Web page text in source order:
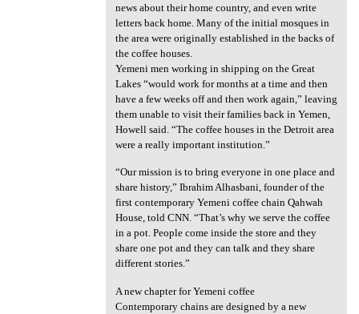
news about their home country, and even write
letters back home. Many of the initial mosques in
the area were originally established in the backs of
the coffee houses.
Yemeni men working in shipping on the Great
Lakes “would work for months at a time and then
have a few weeks off and then work again,” leaving
them unable to visit their families back in Yemen,
Howell said. “The coffee houses in the Detroit area
were a really important institution.”
“Our mission is to bring everyone in one place and
share history,” Ibrahim Alhasbani, founder of the
first contemporary Yemeni coffee chain Qahwah
House, told CNN. “That’s why we serve the coffee
in a pot. People come inside the store and they
share one pot and they can talk and they share
different stories.”
A new chapter for Yemeni coffee
Contemporary chains are designed by a new